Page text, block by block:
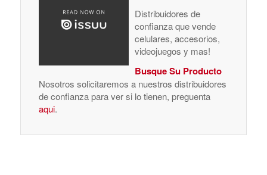
Distribuidores de
confianza que vende
celulares, accesorios,
videojuegos y mas!
Busque Su Producto
Nosotros solicitaremos a nuestros distribuidores
de confianza para ver si lo tienen, preguenta
aqui.